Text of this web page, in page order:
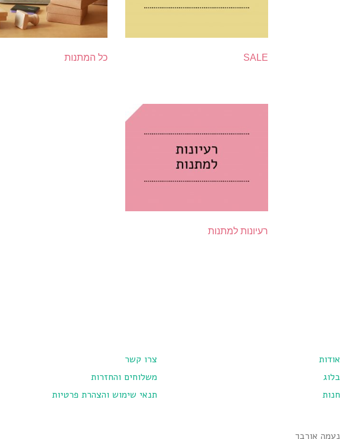
SALE כל המתנות
רעיונות למתנות
אודות
בלוג
חנות
נעמה אורבך
צרו קשר
משלוחים והחזרות
תנאי שימוש והצהרת פרטיות